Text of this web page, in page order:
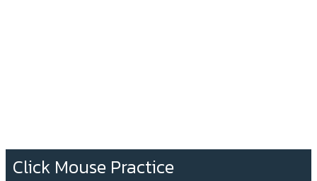
Click Mouse Practice